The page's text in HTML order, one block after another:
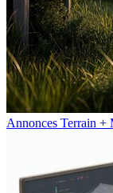
Annonces Terrain +